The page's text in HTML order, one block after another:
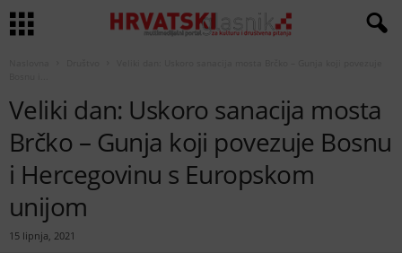
Veliki dan: Uskoro sanacija mosta
Brčko – Gunja koji povezuje Bosnu
i Hercegovinu s Europskom
unijom
15 lipnja, 2021